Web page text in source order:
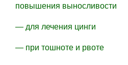
повышения выносливости
— для лечения цинги
— при тошноте и рвоте